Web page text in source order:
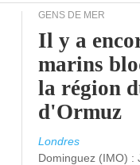
GENS DE MER
Il y a
marins
la région
d'Ormuz
Londres
Dominguez (IMO) :